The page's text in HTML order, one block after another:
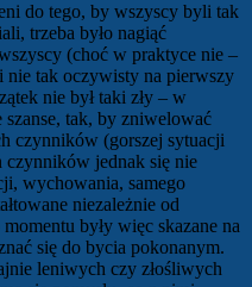
do tego, by wszyscy byli tak
trzeba było nagiąć
(choć w praktyce nie –
nie tak oczywisty na pierwszy
nie był taki zły – w
szanse, tak, by zniwelować
czynników (gorszej sytuacji
czynników jednak się nie
wychowania, samego
niezależnie od
były więc skazane na
się do bycia pokonanym.
leniwych czy złośliwych